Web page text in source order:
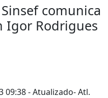
comunica
Igor Rodrigues
09:38- Atualizado- Atl.